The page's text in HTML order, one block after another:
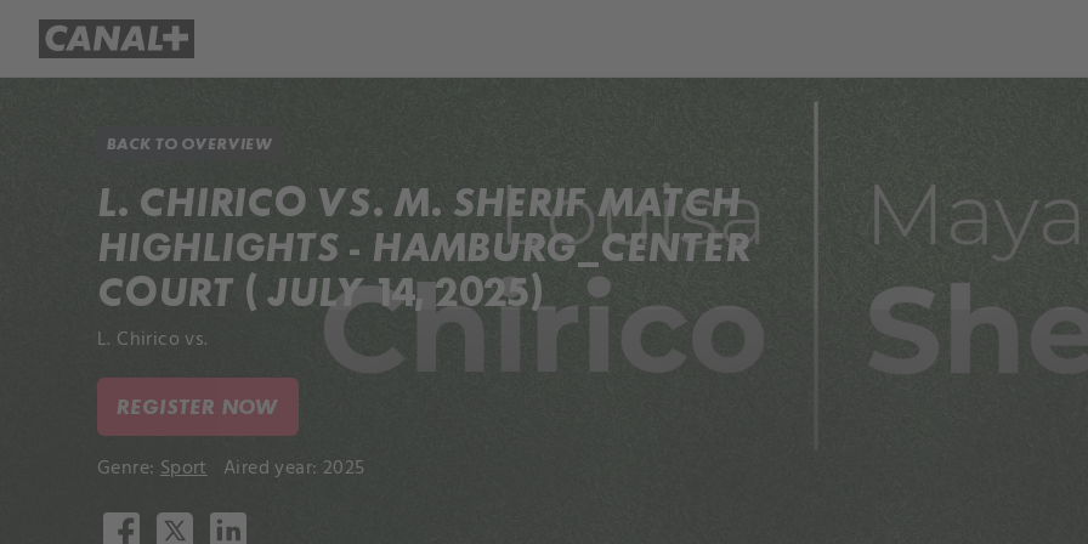
BACK TO OVERVIEW
L. CHIRICO VS. M. SHERIF MATCH
HIGHLIGHTS - HAMBURG_CENTER
COURT ( JULY 14, 2025)
L. Chirico vs.
REGISTER NOW
Genre: Sport Aired year: 2025